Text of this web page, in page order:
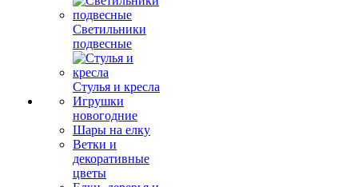
Светильники
подвесные
Стулья и кресла
Игрушки
новогодние
Шары на елку
Ветки и
декоративные
цветы